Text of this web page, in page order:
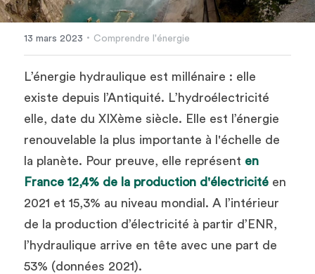
13 mars 2023 · Comprendre l'énergie
L’énergie hydraulique est millénaire : elle
existe depuis l’Antiquité. L’hydroélectricité
elle, date du XIXème siècle. Elle est l’énergie
renouvelable la plus importante à l'échelle de
la planète. Pour preuve, elle représent en
France 12,4% de la production d'électricité en
2021 et 15,3% au niveau mondial . A l’intérieur
de la production d’électricité à partir d’ENR,
l’hydraulique arrive en tête avec une part de
53% (données 2021).